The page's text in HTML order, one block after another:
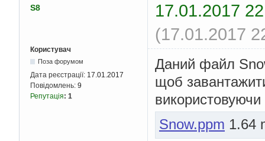
S8
17.01.2017
(17.01.2017
Користувач
Поза форумом
Дата реєстрації: 17.01.2017
Повідомлень: 9
Репутація: 1
Даний файл
щоб
Snow.ppm 1.64